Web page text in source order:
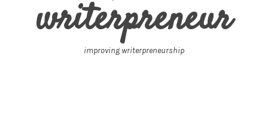
writerpreneur
improving writerpreneurship